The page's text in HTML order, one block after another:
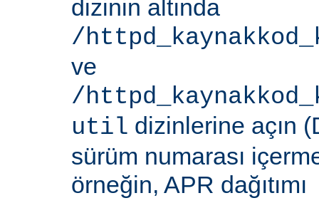
dizinin altında
/
ve
/
util dizinlerine açın
sürüm numarası
örneğin, APR dağıtımı